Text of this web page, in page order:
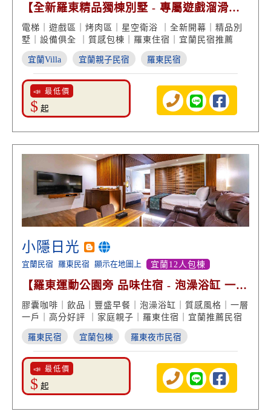
【全新羅東精品獨棟別墅 - 專屬遊戲溜滑梯
親子戲水池】
電梯｜遊戲區｜烤肉區｜星空衛浴 ｜全新開幕｜精品別
墅｜設備俱全 ｜質感包棟｜羅東住宿｜宜蘭民宿推薦
宜蘭Villa 宜蘭親子民宿 羅東民宿
📣 最低價
$ 起
小隱日光
宜蘭民宿 羅東民宿 顯示在地圖上 宜蘭12人包棟
【羅東運動公園旁 品味住宿 - 泡澡浴缸 一層
一房型 】
膠囊咖啡｜飲品｜豐盛早餐｜泡澡浴缸｜質感風格｜一層
一戶｜高分好評 ｜家庭親子｜羅東住宿｜宜蘭推薦民宿
羅東民宿 宜蘭包棟 羅東夜市民宿
📣 最低價
$ 起